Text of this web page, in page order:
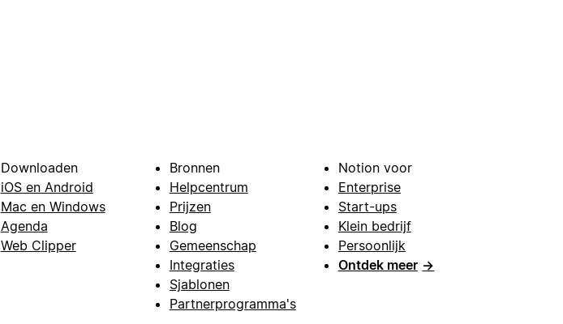
Downloaden
iOS en Android
Mac en Windows
Agenda
Web Clipper
Bronnen
Helpcentrum
Prijzen
Blog
Gemeenschap
Integraties
Sjablonen
Partnerprogramma's
Notion voor
Enterprise
Start-ups
Klein bedrijf
Persoonlijk
Ontdek meer →